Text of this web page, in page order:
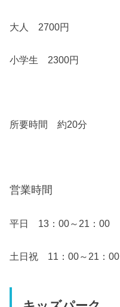
大人 2700円
小学生 2300円
所要時間 約20分
営業時間
平日 13：00～21：00
土日祝 11：00～21：00